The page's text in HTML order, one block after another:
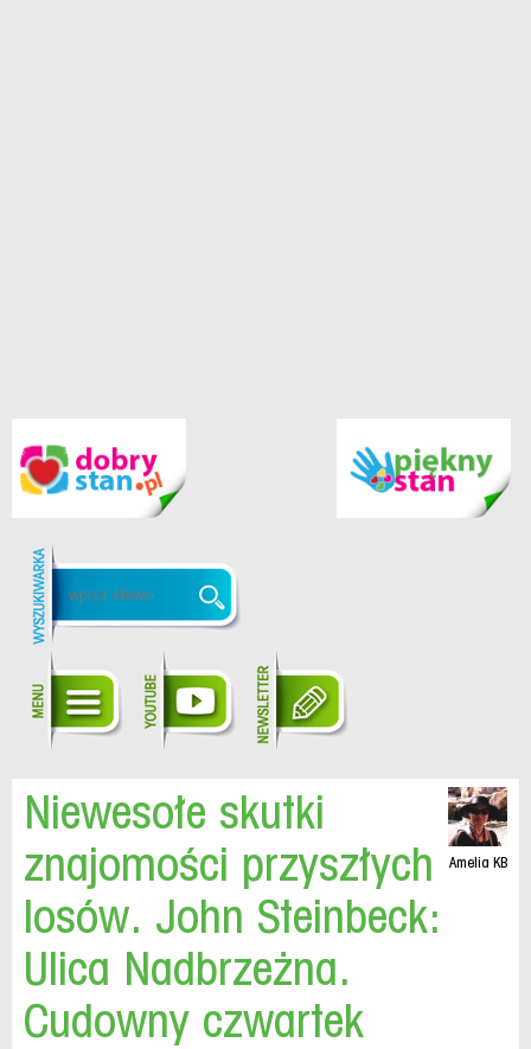
Amelia KB
Niewesołe skutki
znajomości przyszłych
losów. John Steinbeck:
Ulica Nadbrzeżna.
Cudowny czwartek